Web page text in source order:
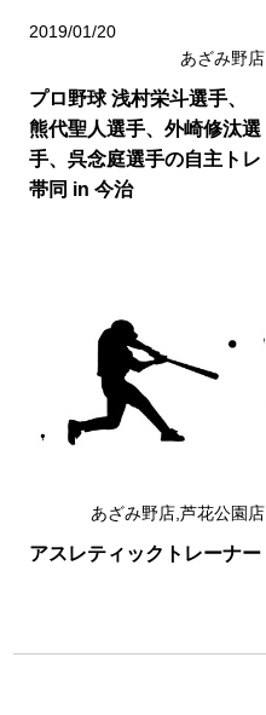
2019/01/20
あざみ野店
プロ野球 浅村栄斗選手、
熊代聖人選手、外崎修汰選
手、呉念庭選手の自主トレ
帯同 in 今治
あざみ野店,芦花公園店
アスレティックトレーナー